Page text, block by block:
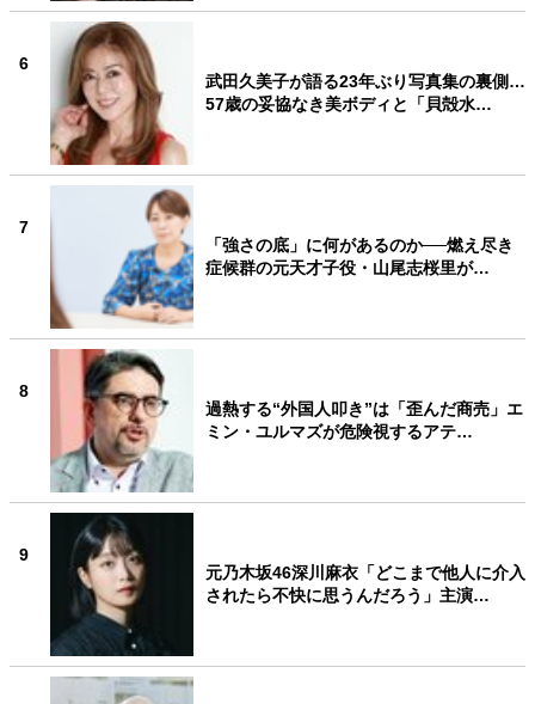
6
武田久美子が語る23年ぶり写真集の裏側…
57歳の妥協なき美ボディと「貝殻水…
7
「強さの底」に何があるのか──燃え尽き
症候群の元天才子役・山尾志桜里が…
8
過熱する“外国人叩き”は「歪んだ商売」エ
ミン・ユルマズが危険視するアテ…
9
元乃木坂46深川麻衣「どこまで他人に介入
されたら不快に思うんだろう」主演…